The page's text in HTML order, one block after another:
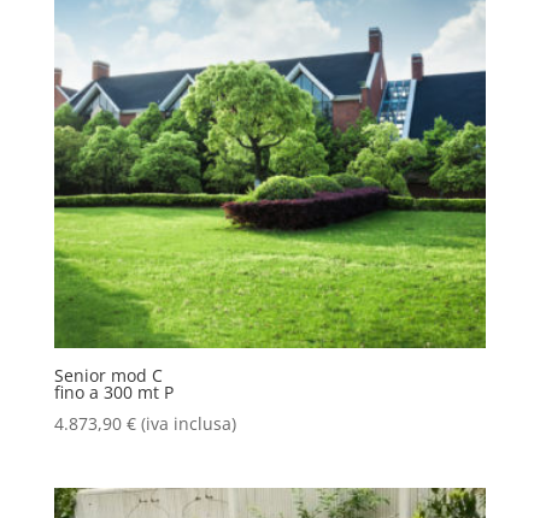
Senior mod C
fino a 300 mt P
4.873,90 € (iva inclusa)